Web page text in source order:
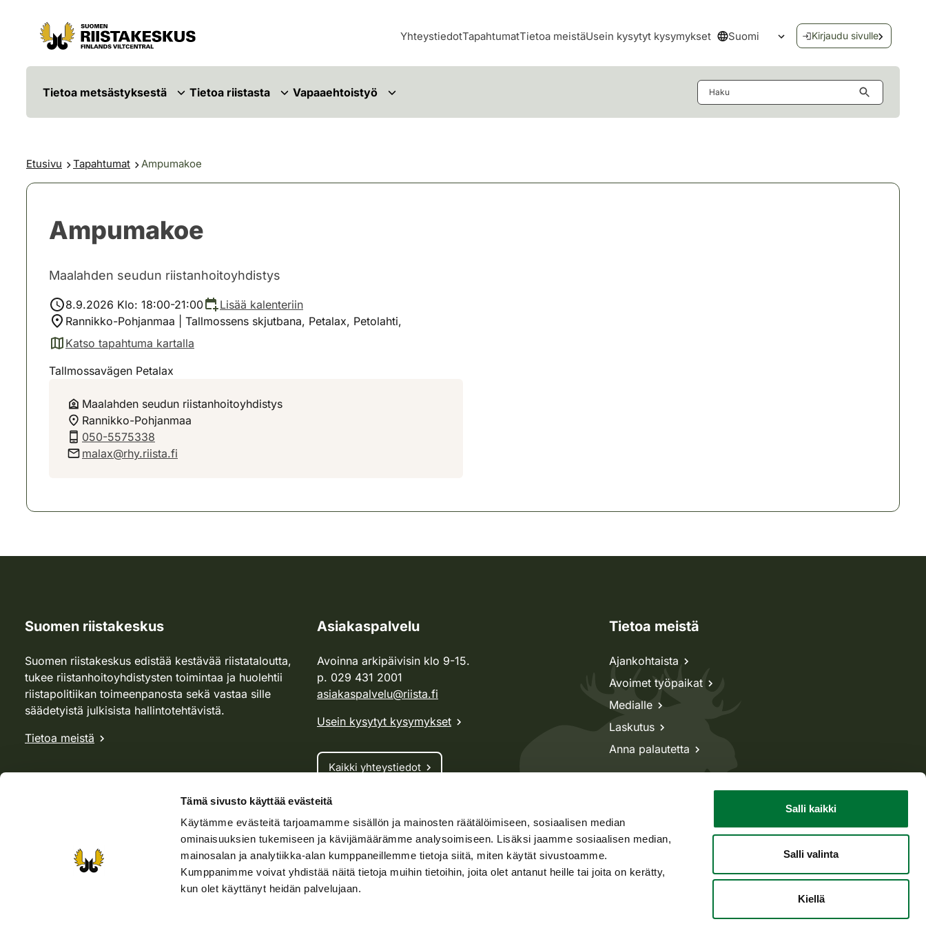
Tämä sivusto käyttää evästeitä
Käytämme evästeitä tarjoamamme sisällön ja mainosten räätälöimiseen, sosiaalisen median
ominaisuuksien tukemiseen ja kävijämäärämme analysoimiseen. Lisäksi jaamme sosiaalisen median,
mainosalan ja analytiikka-alan kumppaneillemme tietoja siitä, miten käytät sivustoamme.
Kumppanimme voivat yhdistää näitä tietoja muihin tietoihin, joita olet antanut heille tai joita on kerätty,
kun olet käyttänyt heidän palvelujaan.
Salli kaikki
Salli valinta
Kiellä
Siirry sisältöön
Siirry sivustokarttaan
YhteystiedotTapahtumatTietoa meistäUsein kysytyt kysymykset Suomi
Avaa kielivalikko
Kirjaudu sivulle
Tietoa metsästyksestä Tietoa riistasta Vapaaehtoistyö
Etusivu Tapahtumat Ampumakoe
Ampumakoe
Maalahden seudun riistanhoitoyhdistys
8.9.2026 Klo: 18:00-21:00
Lisää kalenteriin
Rannikko-Pohjanmaa | Tallmossens skjutbana, Petalax, Petolahti,
Katso tapahtuma kartalla
(avautuu uuteen välilehteen)
Tallmossavägen Petalax
Maalahden seudun riistanhoitoyhdistys
Rannikko-Pohjanmaa
050-5575338
malax@rhy.riista.fi
Suomen riistakeskus
Suomen riistakeskus edistää kestävää riistataloutta,
tukee riistanhoitoyhdistysten toimintaa ja huolehtii
riistapolitiikan toimeenpanosta sekä vastaa sille
säädetyistä julkisista hallintotehtävistä.
Tietoa meistä
Asiakaspalvelu
Avoinna arkipäivisin klo 9-15.
p. 029 431 2001
asiakaspalvelu@riista.fi
Usein kysytyt kysymykset
Kaikki yhteystiedot
Metsästyskortti-asiat
Oma riista -asiat
Lupa-asiat
Tietoa meistä
Ajankohtaista
Avoimet työpaikat
Medialle
Laskutus
Anna palautetta